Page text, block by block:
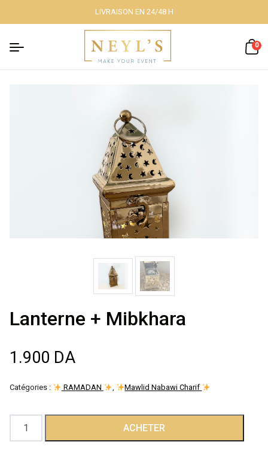
Décoration
lumineuse
Décoration à
Décoration de
salle
Déguisements
LIVRAISON EN 24/48 H
0
Lanterne + Mibkhara
1.900 DA
Catégories : RAMADAN , Mawlid Nabawi Charif
quantité
de
ACHETER